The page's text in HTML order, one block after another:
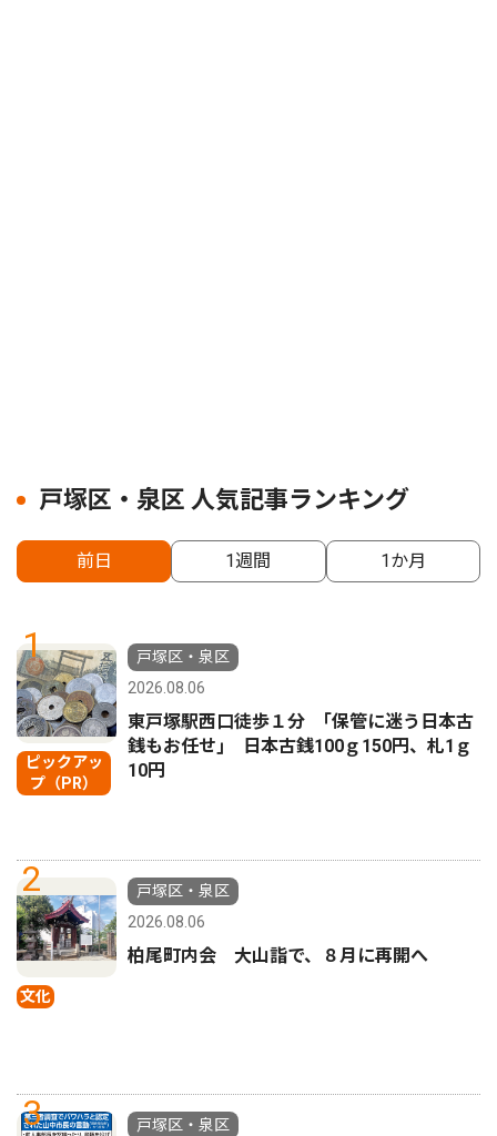
戸塚区・泉区 人気記事ランキング
前日 1週間 1か月
1
ピックアッ
プ（PR）
戸塚区・泉区
2026.08.06
東戸塚駅西口徒歩１分 ｢保管に迷う日本古
銭もお任せ｣ 日本古銭100ｇ150円、札1ｇ
10円
2
文化
戸塚区・泉区
2026.08.06
柏尾町内会 大山詣で、８月に再開へ
3
戸塚区・泉区